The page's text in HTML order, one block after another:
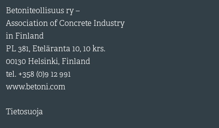
Betoniteollisuus ry –
Association of Concrete Industry
in Finland
PL 381, Eteläranta 10, 10 krs.
00130 Helsinki, Finland
tel. +358 (0)9 12 991
www.betoni.com
Tietosuoja